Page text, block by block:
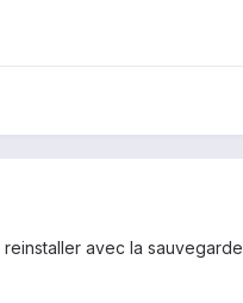
avec la sauvegarde